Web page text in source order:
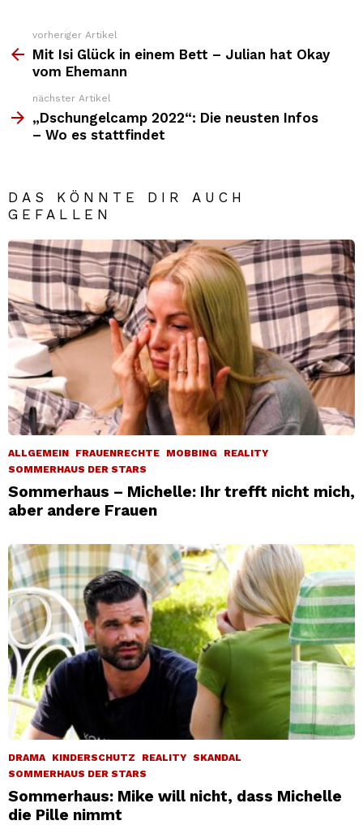
Weitere
Top
News
vorheriger Artikel
Mit Isi Glück in einem Bett – Julian hat Okay
vom Ehemann
nächster Artikel
„Dschungelcamp 2022“: Die neusten Infos
– Wo es stattfindet
DAS KÖNNTE DIR AUCH
GEFALLEN
ALLGEMEIN FRAUENRECHTE MOBBING
REALITY
SOMMERHAUS DER STARS
Sommerhaus – Michelle: Ihr trefft nicht mich,
aber andere Frauen
DRAMA KINDERSCHUTZ REALITY SKANDAL
SOMMERHAUS DER STARS
Sommerhaus: Mike will nicht, dass Michelle
die Pille nimmt